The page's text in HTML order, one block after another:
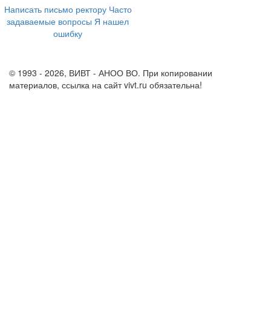
Написать письмо ректору Часто
задаваемые вопросы Я нашел
ошибку
© 1993 - 2026, ВИВТ - АНОО ВО. При копировании
материалов, ссылка на сайт vivt.ru обязательна!